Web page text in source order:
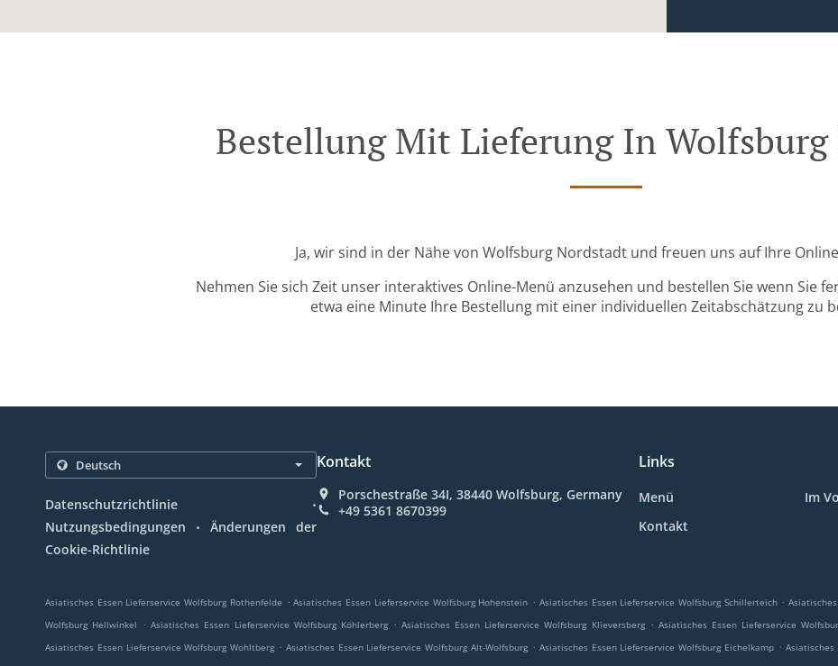
Bestellung Mit Lieferung In
Ja, wir sind in der Nähe von Wolfsburg Nordstadt und freuen uns auf Ihre
Nehmen Sie sich Zeit unser interaktives Online-Menü anzusehen und bestellen Sie wenn Sie
etwa eine Minute Ihre Bestellung mit einer individuellen Zeitabschätzung zu
Datenschutzrichtlinie .
Nutzungsbedingungen .
Änderungen der
Cookie-Richtlinie
Kontakt
Porschestraße 34I, 38440 Wolfsburg, Germany
+49 5361 8670399
Links
Menü
Im
Kontakt
Asiatisches Essen Lieferservice Wolfsburg Rothenfelde . Asiatisches Essen Lieferservice Wolfsburg Hohenstein . Asiatisches Essen Lieferservice Wolfsburg Schillerteich .
Wolfsburg Hellwinkel
. Asiatisches Essen Lieferservice Wolfsburg Köhlerberg . Asiatisches Essen Lieferservice Wolfsburg Klieversberg . Asiatisches Essen Lieferservice
Asiatisches Essen Lieferservice Wolfsburg Wohltberg . Asiatisches Essen Lieferservice Wolfsburg Alt-Wolfsburg . Asiatisches Essen Lieferservice Wolfsburg Eichelkamp . Asiatisches